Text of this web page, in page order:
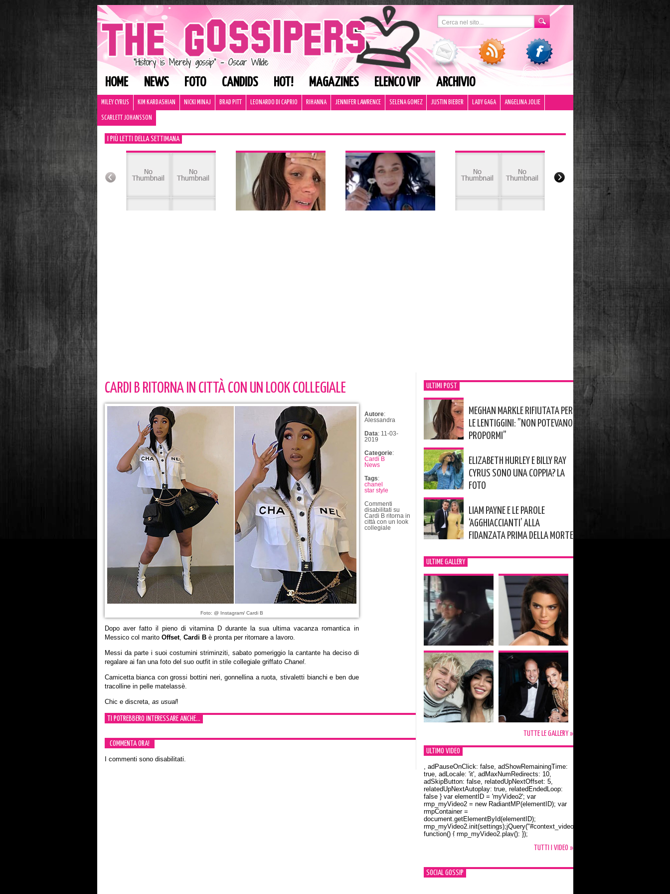
HOME NEWS FOTO CANDIDS HOT! MAGAZINES ELENCO VIP ARCHIVIO
MILEY CYRUS KIM KARDASHIAN NICKI MINAJ BRAD PITT LEONARDO DI CAPRIO RIHANNA JENNIFER LAWRENCE SELENA GOMEZ JUSTIN BIEBER LADY GAGA ANGELINA JOLIE
SCARLETT JOHANSSON
I PIÙ LETTI DELLA SETTIMANA
CARDI B RITORNA IN CITTÀ CON UN LOOK COLLEGIALE
Foto: @ Instagram/ Cardi B
Dopo aver fatto il pieno di vitamina D durante la sua ultima vacanza romantica in
Messico col marito Offset, Cardi Bè pronta per ritornare a lavoro.
Messi da parte i suoi costumini striminziti, sabato pomeriggio la cantante ha deciso di
regalare ai fan una foto del suo outfit in stile collegiale griffatoChanel.
Camicetta bianca con grossi bottini neri, gonnellina a ruota, stivaletti bianchi e ben due
tracolline in pelle matelassè.
Chic e discreta, as usual!
Autore:
Alessandra
Data: 11-03-
2019
Categorie:
Cardi B
News
Tags:
chanel
star style
Commenti
disabilitati su
Cardi B ritorna in
città con un look
collegiale
TI POTREBBERO INTERESSARE ANCHE...
COMMENTA ORA!
I commenti sono disabilitati.
ULTIMI POST
MEGHAN MARKLE RIFIUTATA PER
LE LENTIGGINI: ”NON POTEVANO
PROPORMI”
ELIZABETH HURLEY E BILLY RAY
CYRUS SONO UNA COPPIA? LA
FOTO
LIAM PAYNE E LE PAROLE
‘AGGHIACCIANTI’ ALLA
FIDANZATA PRIMA DELLA MORTE
ULTIME GALLERY
TUTTE LE GALLERY »
ULTIMO VIDEO
Orlando Bloom e la t-shirt dedicata a Flynn
, adPauseOnClick: false, adShowRemainingTime:
true, adLocale: 'it', adMaxNumRedirects: 10,
adSkipButton: false, relatedUpNextOffset: 5,
relatedUpNextAutoplay: true, relatedEndedLoop:
false } var elementID = 'myVideo2'; var
rmp_myVideo2 = new RadiantMP(elementID); var
rmpContainer =
document.getElementById(elementID);
rmp_myVideo2.init(settings);jQuery("#context_video2").one("mouseover",
function() { rmp_myVideo2.play(); });
TUTTI I VIDEO »
SOCIAL GOSSIP